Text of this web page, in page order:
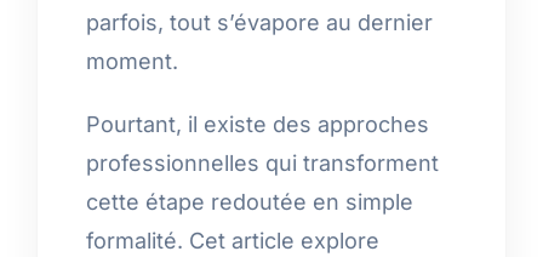
parfois, tout s’évapore au dernier
moment.
Pourtant, il existe des approches
professionnelles qui transforment
cette étape redoutée en simple
formalité. Cet article explore